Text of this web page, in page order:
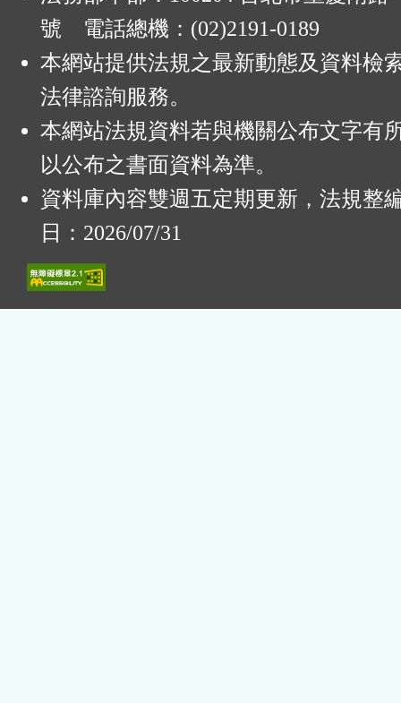
號 電話總機：(02)2191-0189
本網站提供法規之最新動態及資料檢
法律諮詢服務。
本網站法規資料若與機關公布文字有
以公布之書面資料為準。
資料庫內容雙週五定期更新，法規整
日：2026/07/31